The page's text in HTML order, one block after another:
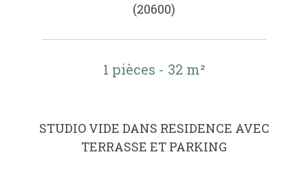
(20600)
1 pièces - 32 m²
STUDIO VIDE DANS RESIDENCE AVEC
TERRASSE ET PARKING